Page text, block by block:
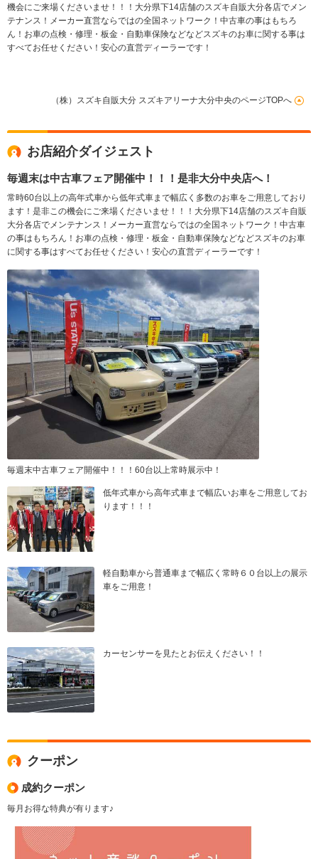
機会にご来場くださいませ！！！大分県下14店舗のスズキ自販大分各店でメン
テナンス！メーカー直営ならではの全国ネットワーク！中古車の事はもちろ
ん！お車の点検・修理・板金・自動車保険などなどスズキのお車に関する事は
すべてお任せください！安心の直営ディーラーです！
（株）スズキ自販大分 スズキアリーナ大分中央のページTOPへ
お店紹介ダイジェスト
毎週末は中古車フェア開催中！！！是非大分中央店へ！
常時60台以上の高年式車から低年式車まで幅広く多数のお車をご用意しており
ます！是非この機会にご来場くださいませ！！！大分県下14店舗のスズキ自販
大分各店でメンテナンス！メーカー直営ならではの全国ネットワーク！中古車
の事はもちろん！お車の点検・修理・板金・自動車保険などなどスズキのお車
に関する事はすべてお任せください！安心の直営ディーラーです！
毎週末中古車フェア開催中！！！60台以上常時展示中！
低年式車から高年式車まで幅広いお車をご用意してお
ります！！！
軽自動車から普通車まで幅広く常時６０台以上の展示
車をご用意！
カーセンサーを見たとお伝えください！！
クーポン
成約クーポン
毎月お得な特典が有ります♪